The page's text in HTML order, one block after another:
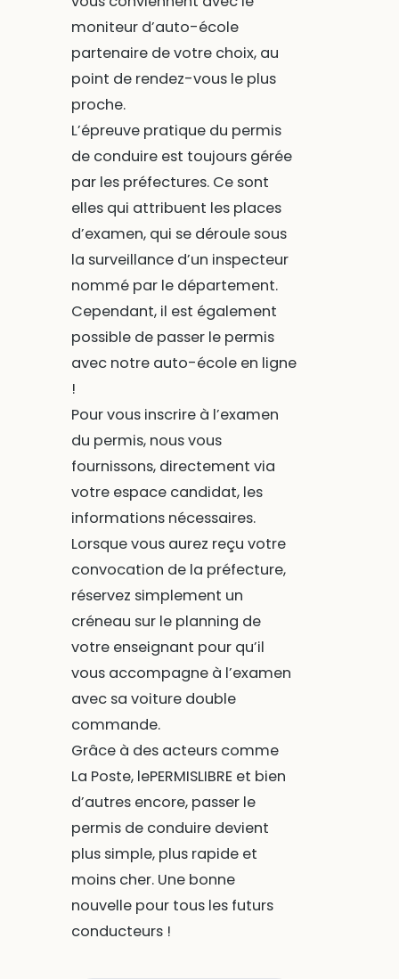
moniteur d’auto-école
partenaire de votre choix, au
point de rendez-vous le plus
proche.
L’épreuve pratique du permis
de conduire est toujours gérée
par les préfectures. Ce sont
elles qui attribuent les places
d’examen, qui se déroule sous
la surveillance d’un inspecteur
nommé par le département.
Cependant, il est également
possible de passer le permis
avec notre auto-école en ligne
!
Pour vous inscrire à l’examen
du permis, nous vous
fournissons, directement via
votre espace candidat, les
informations nécessaires.
Lorsque vous aurez reçu votre
convocation de la préfecture,
réservez simplement un
créneau sur le planning de
votre enseignant pour qu’il
vous accompagne à l’examen
avec sa voiture double
commande.
Grâce à des acteurs comme
La Poste, lePERMISLIBRE et bien
d’autres encore, passer le
permis de conduire devient
plus simple, plus rapide et
moins cher. Une bonne
nouvelle pour tous les futurs
conducteurs !